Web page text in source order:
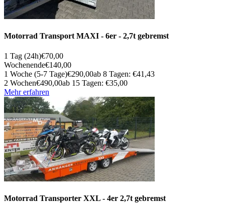
Motorrad Transport MAXI - 6er - 2,7t gebremst
1 Tag (24h)€70,00
Wochenende€140,00
1 Woche (5-7 Tage)€290,00ab 8 Tagen: €41,43
2 Wochen€490,00ab 15 Tagen: €35,00
Mehr erfahren
Motorrad Trans­­por­ter XXL - 4er 2,7t gebremst